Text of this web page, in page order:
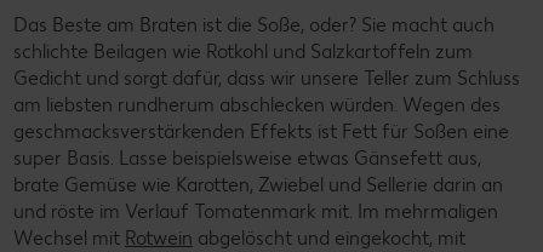
Das Beste am Braten ist die Soße, oder? Sie macht auch
schlichte Beilagen wie Rotkohl und Salzkartoffeln zum
Gedicht und sorgt dafür, dass wir unsere Teller zum Schluss
am liebsten rundherum abschlecken würden. Wegen des
geschmacksverstärkenden Effekts ist Fett für Soßen eine
super Basis. Lasse beispielsweise etwas Gänsefett aus,
brate Gemüse wie Karotten, Zwiebel und Sellerie darin an
und röste im Verlauf Tomatenmark mit. Im mehrmaligen
Wechsel mit Rotwein abgelöscht und eingekocht, mit